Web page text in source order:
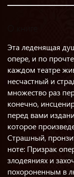
Эта леденящая
опере, и по
каждом театре
несчастный и
множество раз
конечно,
перед вами
которое
Страшный,
ноте: Призрак
злодеяниях и
похороненным в